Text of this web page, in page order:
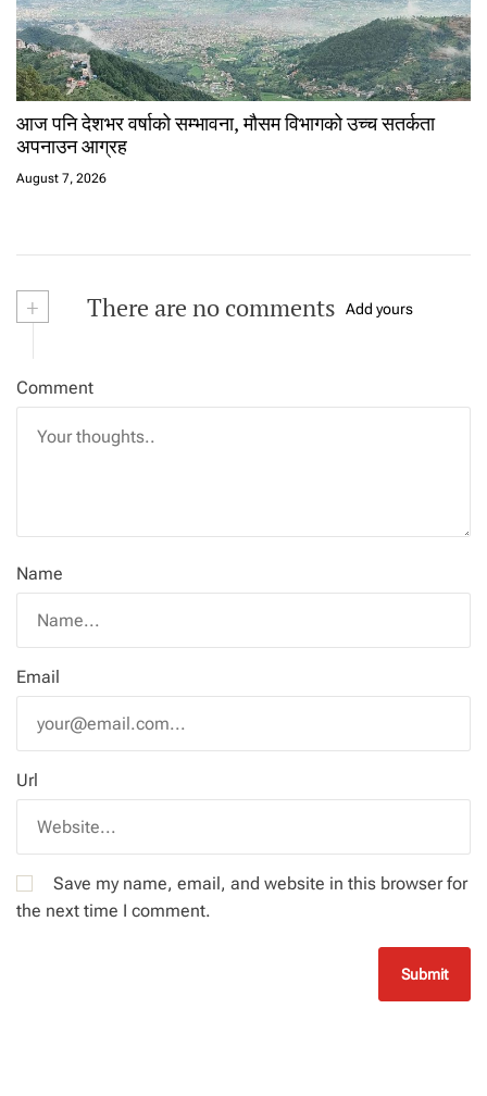
आज पनि देशभर वर्षाको सम्भावना, मौसम विभागको उच्च सतर्कता
अपनाउन आग्रह
August 7, 2026
+ There are no comments Add yours
Comment
Name
Email
Url
Save my name, email, and website in this browser for
the next time I comment.